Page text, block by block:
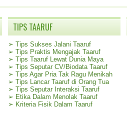
TIPS TAARUF
➢ Tips Sukses Jalani Taaruf
➢ Tips Praktis Mengajak Taaruf
➢ Tips Taaruf Lewat Dunia Maya
➢ Tips Seputar CV/Biodata Taaruf
➢ Tips Agar Pria Tak Ragu Menikah
➢ Tips Lancar Taaruf di Orang Tua
➢ Tips Seputar Interaksi Taaruf
➢ Etika Dalam Menolak Taaruf
➢ Kriteria Fisik Dalam Taaruf